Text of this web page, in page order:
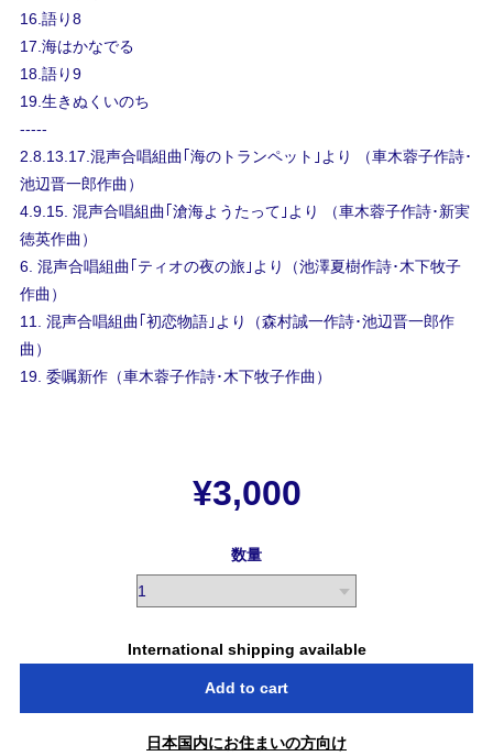
16.語り8
17.海はかなでる
18.語り9
19.生きぬくいのち
-----
2.8.13.17.混声合唱組曲｢海のトランペット｣より （車木蓉子作詩･
池辺晋一郎作曲）
4.9.15. 混声合唱組曲｢滄海ようたって｣より （車木蓉子作詩･新実
徳英作曲）
6. 混声合唱組曲｢ティオの夜の旅｣より（池澤夏樹作詩･木下牧子
作曲）
11. 混声合唱組曲｢初恋物語｣より（森村誠一作詩･池辺晋一郎作
曲）
19. 委嘱新作（車木蓉子作詩･木下牧子作曲）
¥3,000
数量
International shipping available
Add to cart
日本国内にお住まいの方向け